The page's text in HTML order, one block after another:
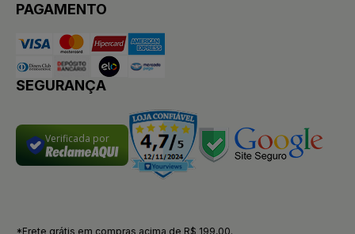
PAGAMENTO
SEGURANÇA
Verificada por
*Frete grátis em compras acima de R$ 199,00.